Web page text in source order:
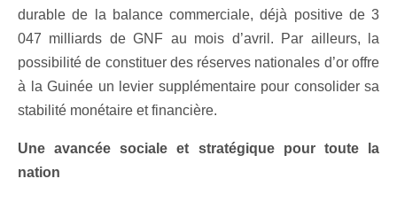
durable de la balance commerciale, déjà positive de 3
047 milliards de GNF au mois d’avril. Par ailleurs, la
possibilité de constituer des réserves nationales d’or offre
à la Guinée un levier supplémentaire pour consolider sa
stabilité monétaire et financière.
Une avancée sociale et stratégique pour toute la
nation